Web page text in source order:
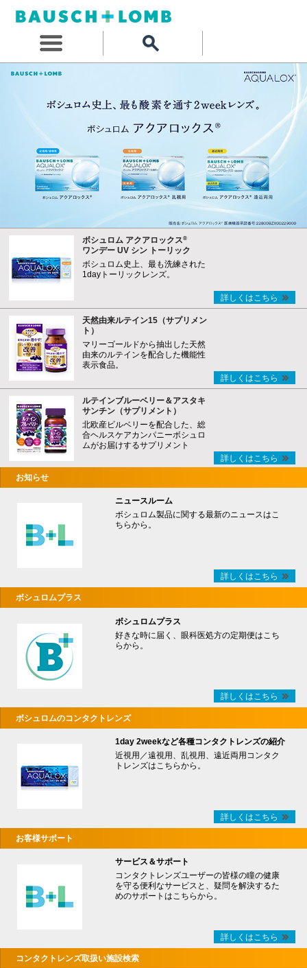
ボシュロム アクアロックス®
ワンデー UV シン トーリック
ボシュロム史上、最も洗練された
1dayトーリックレンズ。
詳しくはこちら
天然由来ルテイン15（サプリメン
ト）
マリーゴールドから抽出した天然
由来のルテインを配合した機能性
表示食品。
詳しくはこちら
ルテインブルーベリー＆アスタキ
サンチン（サプリメント）
北欧産ビルベリーを配合した、総
合ヘルスケアカンパニーボシュロ
ムがお届けするサプリメント
詳しくはこちら
お知らせ
ニュースルーム
ボシュロム製品に関する最新のニュースはこ
ちらから。
詳しくはこちら
ボシュロムプラス
ボシュロムプラス
好きな時に届く、眼科医処方の定期便はこち
らから。
詳しくはこちら
ボシュロムのコンタクトレンズ
1day 2weekなど各種コンタクトレンズの紹介
近視用／遠視用、乱視用、遠近両用コンタク
トレンズはこちらから。
詳しくはこちら
お客様サポート
サービス＆サポート
コンタクトレンズユーザーの皆様の瞳の健康
を守る便利なサービスと、疑問を解決するた
めのサポートはこちらから。
詳しくはこちら
コンタクトレンズ取扱い施設検索